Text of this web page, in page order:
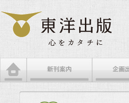
メインメニュー
メインコンテンツへ移動
サブコンテンツへ移動